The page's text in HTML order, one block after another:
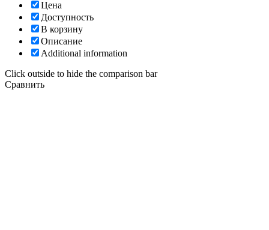
Цена
Доступность
В корзину
Описание
Additional information
Click outside to hide the comparison bar
Сравнить